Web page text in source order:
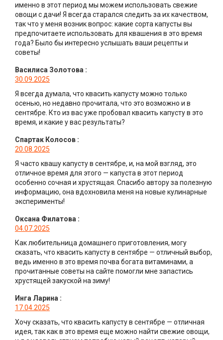
именно в этот период мы можем использовать свежие
овощи с дачи! Я всегда старался следить за их качеством,
так что у меня возник вопрос: какие сорта капусты вы
предпочитаете использовать для квашения в это время
года? Было бы интересно услышать ваши рецепты и
советы!
Василиса Золотова :
30.09.2025
Я всегда думала, что квасить капусту можно только
осенью, но недавно прочитала, что это возможно и в
сентябре. Кто из вас уже пробовал квасить капусту в это
время, и какие у вас результаты?
Спартак Колосов :
20.08.2025
Я часто квашу капусту в сентябре, и, на мой взгляд, это
отличное время для этого — капуста в этот период
особенно сочная и хрустящая. Спасибо автору за полезную
информацию, она вдохновила меня на новые кулинарные
эксперименты!
Оксана Филатова :
04.07.2025
Как любительница домашнего приготовления, могу
сказать, что квасить капусту в сентябре — отличный выбор,
ведь именно в это время почва богата витаминами, а
прочитанные советы на сайте помогли мне запастись
хрустящей закуской на зиму!
Инга Ларина :
17.04.2025
Хочу сказать, что квасить капусту в сентябре — отличная
идея, так как в это время еще можно найти свежие овощи,